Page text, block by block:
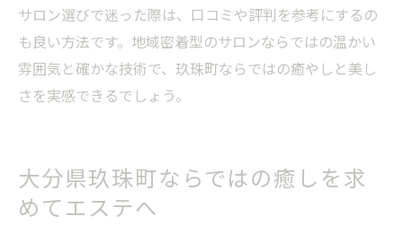
サロン選びで迷った際は、口コミや評判を参考にするの
も良い方法です。地域密着型のサロンならではの温かい
雰囲気と確かな技術で、玖珠町ならではの癒やしと美し
さを実感できるでしょう。
大分県玖珠町ならではの癒しを求
めてエステへ